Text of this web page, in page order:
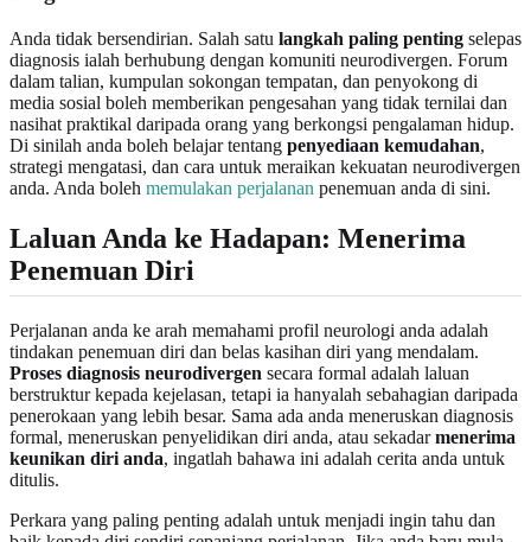
Anda tidak bersendirian. Salah satu langkah paling penting selepas
diagnosis ialah berhubung dengan komuniti neurodivergen. Forum
dalam talian, kumpulan sokongan tempatan, dan penyokong di
media sosial boleh memberikan pengesahan yang tidak ternilai dan
nasihat praktikal daripada orang yang berkongsi pengalaman hidup.
Di sinilah anda boleh belajar tentang penyediaan kemudahan,
strategi mengatasi, dan cara untuk meraikan kekuatan neurodivergen
anda. Anda boleh memulakan perjalanan penemuan anda di sini.
Laluan Anda ke Hadapan: Menerima
Penemuan Diri
Perjalanan anda ke arah memahami profil neurologi anda adalah
tindakan penemuan diri dan belas kasihan diri yang mendalam.
Proses diagnosis neurodivergen secara formal adalah laluan
berstruktur kepada kejelasan, tetapi ia hanyalah sebahagian daripada
penerokaan yang lebih besar. Sama ada anda meneruskan diagnosis
formal, meneruskan penyelidikan diri anda, atau sekadarmenerima
keunikan diri anda, ingatlah bahawa ini adalah cerita anda untuk
ditulis.
Perkara yang paling penting adalah untuk menjadi ingin tahu dan